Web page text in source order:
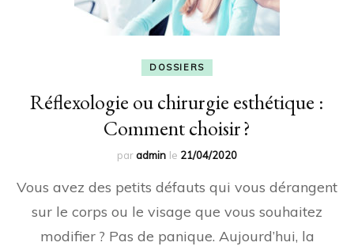
DOSSIERS
Réflexologie ou chirurgie esthétique :
Comment choisir ?
paradmin le 21/04/2020
Vous avez des petits défauts qui vous dérangent
sur le corps ou le visage que vous souhaitez
modifier ? Pas de panique. Aujourd’hui, la